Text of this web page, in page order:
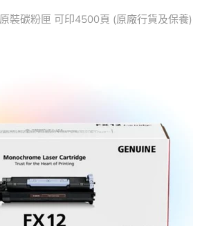
裝碳粉匣 可印4500頁 (原廠行貨及保養)